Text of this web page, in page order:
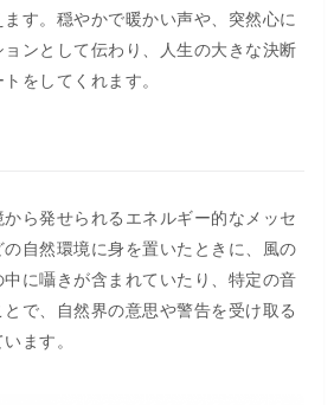
す。穏やかで暖かい声や、突然心に
ンとして伝わり、人生の大きな決断
をしてくれます。
ら発せられるエネルギー的なメッセ
自然環境に身を置いたときに、風の
に囁きが含まれていたり、特定の音
で、自然界の意思や警告を受け取る
ます。